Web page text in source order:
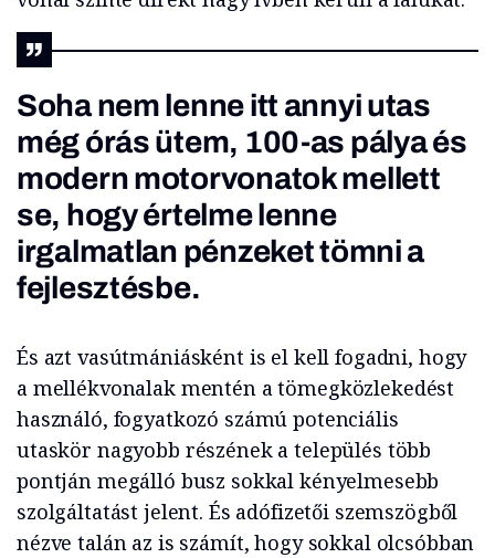
Soha nem lenne itt annyi utas
még órás ütem, 100-as pálya és
modern motorvonatok mellett
se, hogy értelme lenne
irgalmatlan pénzeket tömni a
fejlesztésbe.
És azt vasútmániásként is el kell fogadni, hogy
a mellékvonalak mentén a tömegközlekedést
használó, fogyatkozó számú potenciális
utaskör nagyobb részének a település több
pontján megálló busz sokkal kényelmesebb
szolgáltatást jelent. És adófizetői szemszögből
nézve talán az is számít, hogy sokkal olcsóbban